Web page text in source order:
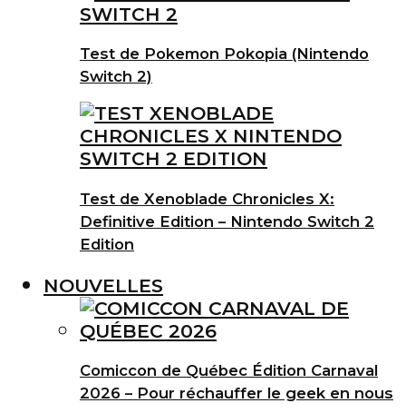
Test de Pokemon Pokopia (Nintendo
Switch 2)
Test de Xenoblade Chronicles X:
Definitive Edition – Nintendo Switch 2
Edition
NOUVELLES
Comiccon de Québec Édition Carnaval
2026 – Pour réchauffer le geek en nous